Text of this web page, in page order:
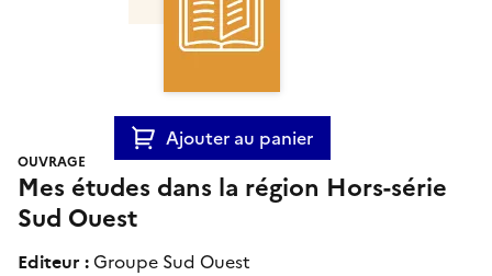
Ajouter au panier
OUVRAGE
Mes études dans la région Hors-série
Sud Ouest
Editeur :Groupe Sud Ouest